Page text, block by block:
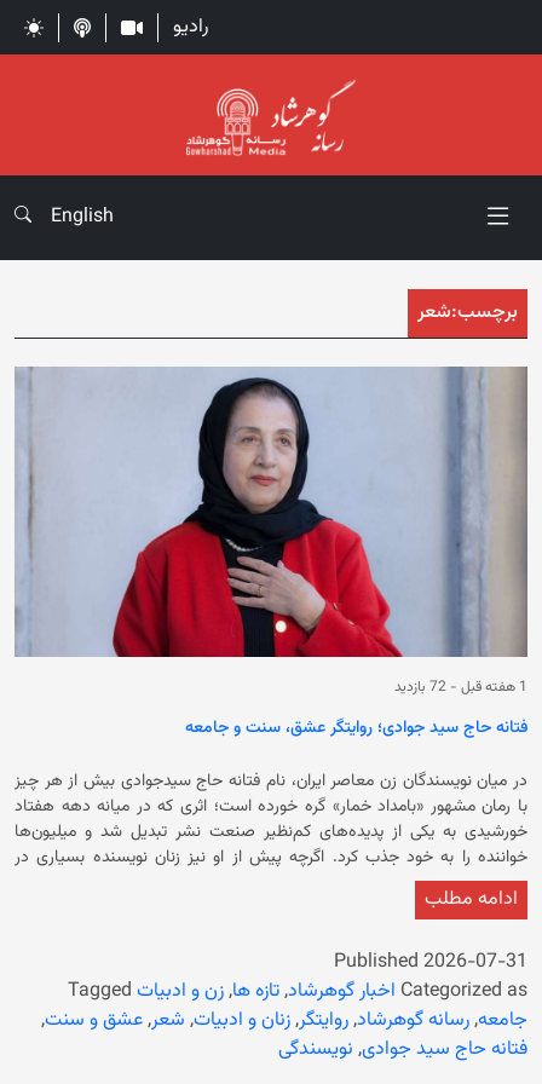
رادیو
English
برچسب:شعر
1 هفته قبل - 72 بازدید
فتانه حاج سید جوادی؛ روایتگر عشق، سنت و جامعه
در میان نویسندگان زن معاصر ایران، نام فتانه حاج سیدجوادی بیش از هر چیز
با رمان مشهور «بامداد خمار» گره خورده است؛ اثری که در میانه دهه هفتاد
خورشیدی به یکی از پدیده‌های کم‌نظیر صنعت نشر تبدیل شد و میلیون‌ها
خواننده را به خود جذب کرد. اگرچه پیش از او نیز زنان نویسنده بسیاری در
عرصه داستان‌نویسی فعالیت می‌کردند، اما کمتر نویسنده‌ای توانسته بود اثری
خلق کند که هم مخاطبان عام را شیفته خود سازد و هم بحث‌های فراوانی در
روایتی از تقابل سنت و تجدد، اختلاف طبقاتی، جایگاه زن در جامعه و پیامدهای
تصمیم‌های احساسی است. موفقیت چشمگیر این اثر باعث شد نام فتانه حاج
حاج سیدجوادی در سال ۱۳۲۴ خورشیدی در استان فارس متولد شد. او دوران
کودکی و نوجوانی خود را در خانواده‌ای فرهنگی سپری کرد و از همان سال‌های
ادامه مطلب
Published 2026-07-31
Categorized as اخبار گوهرشاد,تازه ها,زن و ادبیات Tagged
جامعه,رسانه گوهرشاد,روایتگر,زنان و ادبیات, شعر,عشق و سنت,
فتانه حاج سید جوادی, نویسندگی